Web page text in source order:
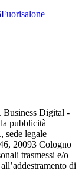
Fuorisalone
Digital -
pubblicità
sede legale
20093 Cologno
trasmessi e/o
di